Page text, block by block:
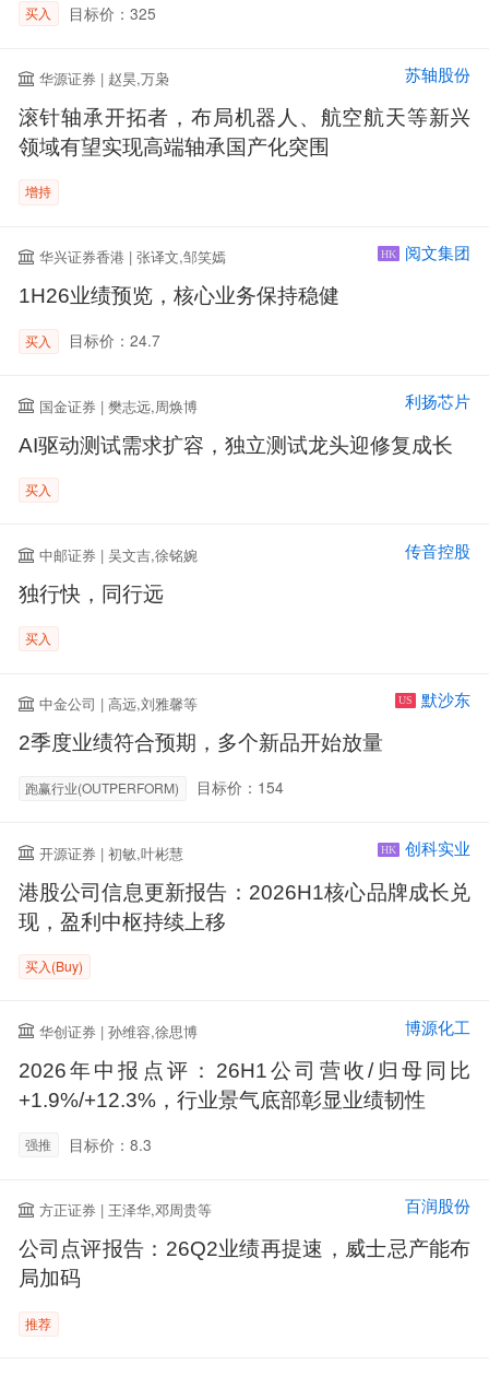
买入 目标价：325
华源证券 | 赵昊,万枭 苏轴股份
滚针轴承开拓者，布局机器人、航空航天等新兴
领域有望实现高端轴承国产化突围
增持
华兴证券香港 | 张译文,邹笑嫣 HK 阅文集团
1H26业绩预览，核心业务保持稳健
买入 目标价：24.7
国金证券 | 樊志远,周焕博 利扬芯片
AI驱动测试需求扩容，独立测试龙头迎修复成长
买入
中邮证券 | 吴文吉,徐铭婉 传音控股
独行快，同行远
买入
中金公司 | 高远,刘雅馨等 US 默沙东
2季度业绩符合预期，多个新品开始放量
跑赢行业(OUTPERFORM) 目标价：154
开源证券 | 初敏,叶彬慧 HK 创科实业
港股公司信息更新报告：2026H1核心品牌成长兑
现，盈利中枢持续上移
买入(Buy)
华创证券 | 孙维容,徐思博 博源化工
2026年中报点评：26H1公司营收/归母同比
+1.9%/+12.3%，行业景气底部彰显业绩韧性
强推 目标价：8.3
方正证券 | 王泽华,邓周贵等 百润股份
公司点评报告：26Q2业绩再提速，威士忌产能布
局加码
推荐